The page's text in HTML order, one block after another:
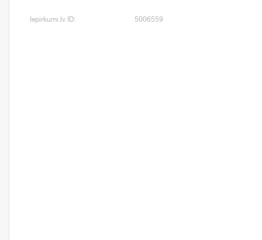
Iepirkumi.lv ID: 5006559